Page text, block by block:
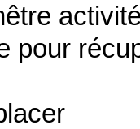
pour